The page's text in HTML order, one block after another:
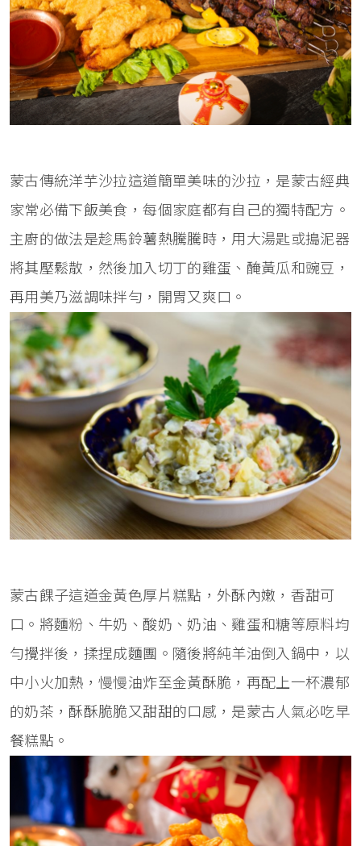
蒙古傳統洋芋沙拉這道簡單美味的沙拉，是蒙古經典
家常必備下飯美食，每個家庭都有自己的獨特配方。
主廚的做法是趁馬鈴薯熱騰騰時，用大湯匙或搗泥器
將其壓鬆散，然後加入切丁的雞蛋、醃黃瓜和豌豆，
再用美乃滋調味拌勻，開胃又爽口。
蒙古餜子這道金黃色厚片糕點，外酥內嫩，香甜可
口。將麵粉、牛奶、酸奶、奶油、雞蛋和糖等原料均
勻攪拌後，揉捏成麵團。隨後將純羊油倒入鍋中，以
中小火加熱，慢慢油炸至金黃酥脆，再配上一杯濃郁
的奶茶，酥酥脆脆又甜甜的口感，是蒙古人氣必吃早
餐糕點。